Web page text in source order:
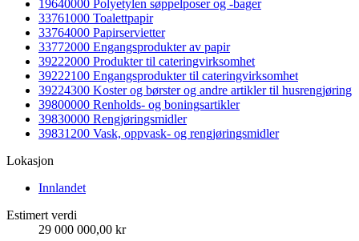
19640000 Polyetylen søppelposer og -bager
33761000 Toalettpapir
33764000 Papirservietter
33772000 Engangsprodukter av papir
39222000 Produkter til cateringvirksomhet
39222100 Engangsprodukter til cateringvirksomhet
39224300 Koster og børster og andre artikler til husrengjøring
39800000 Renholds- og boningsartikler
39830000 Rengjøringsmidler
39831200 Vask, oppvask- og rengjøringsmidler
Lokasjon
Innlandet
Estimert verdi
29 000 000,00 kr